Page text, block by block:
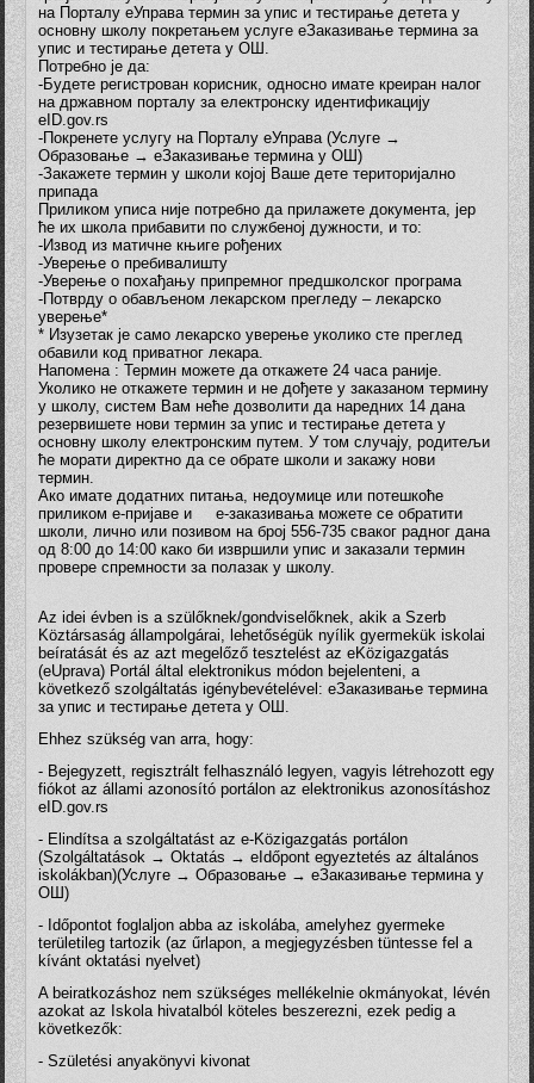
на Порталу еУправа термин за упис и тестирање детета у
основну школу покретањем услуге еЗаказивање термина за
упис и тестирање детета у ОШ.
Потребно је да:
-Будете регистрован корисник, односно имате креиран налог
на државном порталу за електронску идентификацију
eID.gov.rs
-Покренете услугу на Порталу еУправа (Услуге →
Образовање → еЗаказивање термина у ОШ)
-Закажете термин у школи којој Ваше дете територијално
припада
Приликом уписа није потребно да прилажете документа, јер
ће их школа прибавити по службеној дужности, и то:
-Извод из матичне књиге рођених
-Уверење о пребивалишту
-Уверење о похађању припремног предшколског програма
-Потврду о обављеном лекарском прегледу – лекарско
уверење*
* Изузетак је само лекарско уверење уколико сте преглед
обавили код приватног лекара.
Напомена : Термин можете да откажете 24 часа раније.
Уколико не откажете термин и не дођете у заказаном термину
у школу, систем Вам неће дозволити да наредних 14 дана
резервишете нови термин за упис и тестирање детета у
основну школу електронским путем. У том случају, родитељи
ће морати директно да се обрате школи и закажу нови
термин.
Ако имате додатних питања, недоумице или потешкоће
приликом e-пријаве и е-заказивања можете се обратити
школи, лично или позивом на број 556-735 сваког радног дана
од 8:00 до 14:00 како би извршили упис и заказали термин
провере спремности за полазак у школу.
Az idei évben is a szülőknek/gondviselőknek, akik a Szerb
Köztársaság állampolgárai, lehetőségük nyílik gyermekük iskolai
beíratását és az azt megelőző tesztelést az eKözigazgatás
(eUprava) Portál által elektronikus módon bejelenteni, a
következő szolgáltatás igénybevételével: еЗаказивање термина
за упис и тестирање детета у ОШ.
Ehhez szükség van arra, hogy:
- Bejegyzett, regisztrált felhasználó legyen, vagyis létrehozott egy
fiókot az állami azonosító portálon az elektronikus azonosításhoz
eID.gov.rs
- Elindítsa a szolgáltatást az e-Közigazgatás portálon
(Szolgáltatások → Oktatás → eIdőpont egyeztetés az általános
iskolákban)(Услуге → Образовање → еЗаказивање термина у
ОШ)
- Időpontot foglaljon abba az iskolába, amelyhez gyermeke
területileg tartozik (az űrlapon, a megjegyzésben tüntesse fel a
kívánt oktatási nyelvet)
A beiratkozáshoz nem szükséges mellékelnie okmányokat, lévén
azokat az Iskola hivatalból köteles beszerezni, ezek pedig a
következők:
- Születési anyakönyvi kivonat